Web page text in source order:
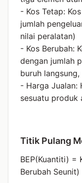
- Kos Tetap:
jumlah
nilai peralatan)
- Kos Berubah:
dengan jumlah
buruh
- Harga Jualan:
sesuatu produk
Titik Pulang
BEP(Kuantiti) =
Berubah Seunit)